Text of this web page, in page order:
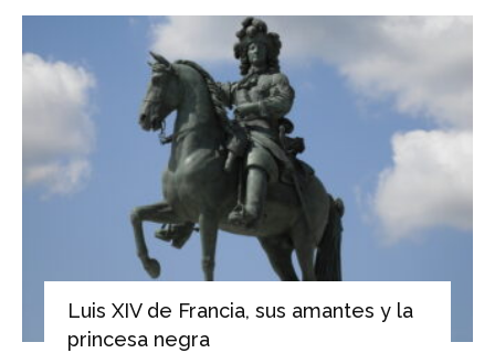
Luis XIV de Francia, sus amantes y la
princesa negra